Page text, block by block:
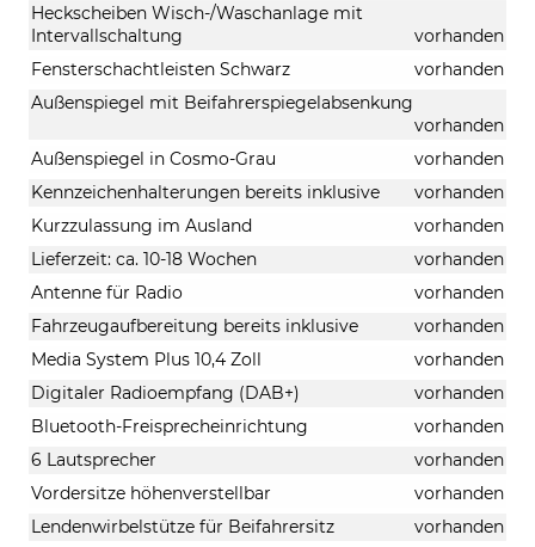
Heckscheiben Wisch-/Waschanlage mit
Intervallschaltung
vorhanden
Fensterschachtleisten Schwarz
vorhanden
Außenspiegel mit Beifahrerspiegelabsenkung
vorhanden
Außenspiegel in Cosmo-Grau
vorhanden
Kennzeichenhalterungen bereits inklusive
vorhanden
Kurzzulassung im Ausland
vorhanden
Lieferzeit: ca. 10-18 Wochen
vorhanden
Antenne für Radio
vorhanden
Fahrzeugaufbereitung bereits inklusive
vorhanden
Media System Plus 10,4 Zoll
vorhanden
Digitaler Radioempfang (DAB+)
vorhanden
Bluetooth-Freisprecheinrichtung
vorhanden
6 Lautsprecher
vorhanden
Vordersitze höhenverstellbar
vorhanden
Lendenwirbelstütze für Beifahrersitz
vorhanden